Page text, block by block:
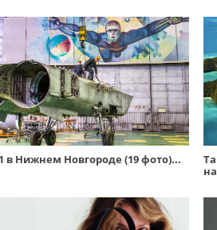
в Нижнем Новгороде (19 фото)...